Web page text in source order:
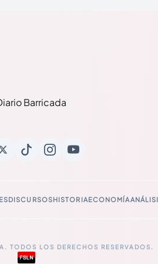
DISCURSOSHISTORIAECONOMÍA
LOS DERECHOS RESERVADOS.